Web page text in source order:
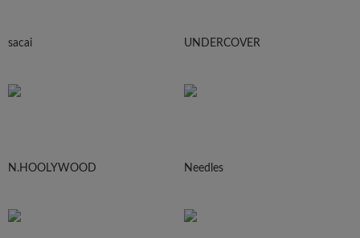
sacai UNDERCOVER
N.HOOLYWOOD Needles